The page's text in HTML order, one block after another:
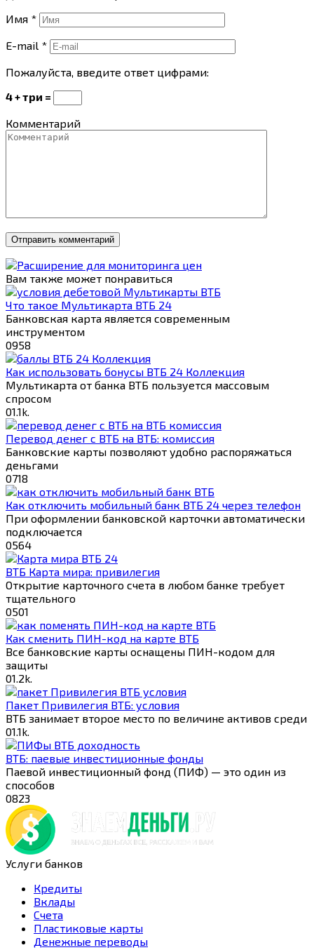
Имя *
E-mail *
Пожалуйста, введите ответ цифрами:
4 + три =
Комментарий
Вам также может понравиться
Что такое Мультикарта ВТБ 24
Банковская карта является современным
инструментом
0958
Как использовать бонусы ВТБ 24 Коллекция
Мультикарта от банка ВТБ пользуется массовым
спросом
01.1k.
Перевод денег с ВТБ на ВТБ: комиссия
Банковские карты позволяют удобно распоряжаться
деньгами
0718
Как отключить мобильный банк ВТБ 24 через телефон
При оформлении банковской карточки автоматически
подключается
0564
ВТБ Карта мира: привилегия
Открытие карточного счета в любом банке требует
тщательного
0501
Как сменить ПИН-код на карте ВТБ
Все банковские карты оснащены ПИН-кодом для
защиты
01.2k.
Пакет Привилегия ВТБ: условия
ВТБ занимает второе место по величине активов среди
01.1k.
ВТБ: паевые инвестиционные фонды
Паевой инвестиционный фонд (ПИФ) — это один из
способов
0823
Услуги банков
Кредиты
Вклады
Счета
Пластиковые карты
Денежные переводы